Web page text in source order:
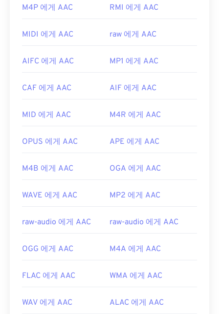
용하여 AAC 파일을 여세요. 또는iTunes에서도 기본
적으로 AAC 파일이 열립니다. 하지만 AAC 파일은 어
에서도 열립니다.
사용되므로Nintendo 3DS ,Playstation 4
ISO/IEC MPEG 오디오 위원회
최초 출시:1997년
https://en.wikipedia.org/wiki/고급_오디오_코딩
browse=tc
M4P 에게 AAC RMI 에게 AAC
MIDI 에게 AAC raw 에게 AAC
AIFC 에게 AAC MP1 에게 AAC
CAF 에게 AAC AIF 에게 AAC
MID 에게 AAC M4R 에게 AAC
OPUS 에게 AAC APE 에게 AAC
M4B 에게 AAC OGA 에게 AAC
WAVE 에게 AAC MP2 에게 AAC
raw-audio 에게 AAC raw-audio 에게 AAC
OGG 에게 AAC M4A 에게 AAC
FLAC 에게 AAC WMA 에게 AAC
WAV 에게 AAC ALAC 에게 AAC